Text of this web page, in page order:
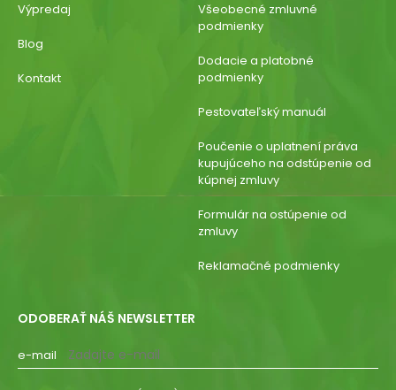
Výpredaj
Blog
Kontakt
Všeobecné zmluvné
podmienky
Dodacie a platobné
podmienky
Pestovateľský manuál
Poučenie o uplatnení práva
kupujúceho na odstúpenie od
kúpnej zmluvy
Formulár na ostúpenie od
zmluvy
Reklamačné podmienky
ODOBERAŤ NÁŠ NEWSLETTER
e-mail